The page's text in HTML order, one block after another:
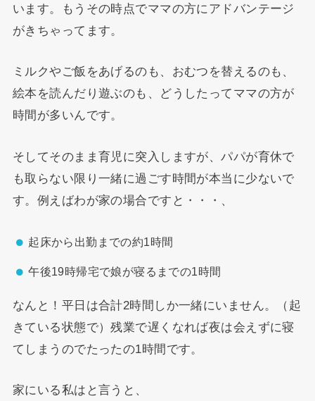
います。もうその時点でママの方にアドバンテージ
がきちゃってます。
ミルクやご飯をあげるのも、おむつを替えるのも、
絵本を読んだり遊ぶのも、どうしたってママの方が
時間が多いんです。
そしてそのまま育児に突入しますが、パパが育休で
も取らない限り一緒に過ごす時間が本当に少ないで
す。例えばわが家の場合ですと・・・、
起床から出勤までの約1時間
午後19時帰宅で娘が寝るまでの1時間
なんと！平日は合計2時間しか一緒にいません。（起
きている状態で）残業で遅くなれば夜は会えずに寝
てしまうのでたったの1時間です。
家にいる私はと言うと、